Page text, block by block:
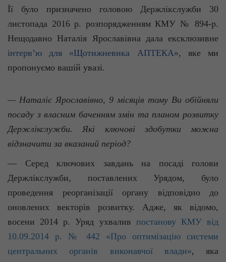
Її було призначено головою Держлікслужби 30
листопада 2016 р. розпорядженням КМУ № 894-р.
Нещодавно Наталія Ярославівна дала ексклюзивне
інтерв’ю для «Щотижневика АПТЕКА», яке ми
пропонуємо вашій увазі.
— Наталіє Ярославівно, 9 місяців тому Ви обійняли
посаду з власним баченням змін та планом розвитку
Держлікслужби. Які ключові здобутки можна
відзначити за вказаний період?
— Серед ключових завдань на посаді голови
Держлікслужби, поставлених Урядом, було
проведення реорганізації органу відповідно до
оновлених векторів розвитку. Адже, як відомо,
восени 2014 р. Уряд ухвалив постанову КМУ від
10.09.2014 р. № 442 «Про оптимізацію системи
центральних органів виконавчої влади», яка